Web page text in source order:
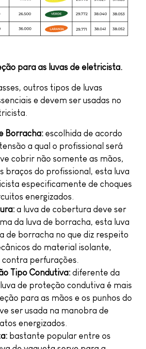
para as luvas de eletricista.
outros tipos de luvas
e devem ser usadas no
Borracha: escolhida de acordo
a qual o profissional será
cobrir não somente as mãos,
braços do profissional, esta luva
especificamente de choques
energizados.
a luva de cobertura deve ser
da luva de borracha, esta luva
de borracha no que diz respeito
do material isolante,
perfurações.
Tipo Condutiva: diferente da
de proteção condutiva é mais
para as mãos e os punhos do
ser usada na manobra de
energizados.
bastante popular entre os